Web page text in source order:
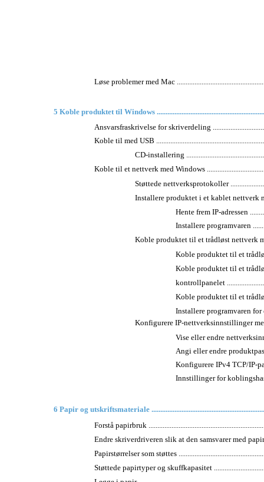
Løse problemer med Mac
5 Koble produktet til Windows
Ansvarsfraskrivelse for skriverdeling
Koble til med USB
CD-installering
Koble til et nettverk med Windows
Støttede nettverksprotokoller
Installere produktet i et kablet nettverk
Hente frem IP-adressen
Installere programvaren
Koble produktet til et trådløst nettverk
Koble produktet til et
Koble produktet til et
kontrollpanelet
Koble produktet til et
Installere programvaren for
Konfigurere IP-nettverksinnstillinger
Vise eller endre
Angi eller endre
Konfigurere IPv4 TCP/IP-
Innstillinger for
6 Papir og utskriftsmateriale
Forstå papirbruk
Endre skriverdriveren slik at den samsvarer med
Papirstørrelser som støttes
Støttede papirtyper og skuffkapasitet